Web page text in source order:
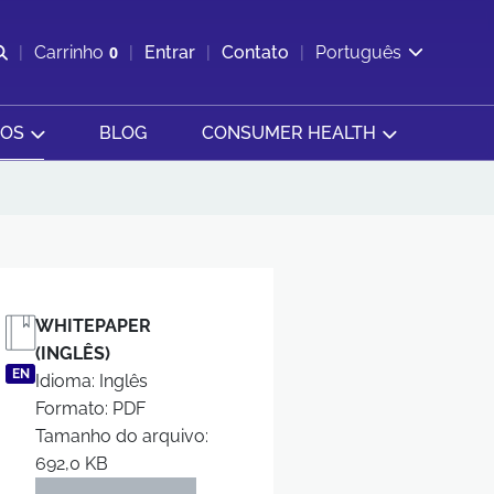
Abrir pesquisa
Carrinho 0
Exibir cesta
Entrar Contato Português
BLOG CONSUMER HEALTH
EN
WHITEPAPER
(INGLÊS)
Idioma: Inglês
Formato: PDF
Tamanho do arquivo:
692,0 KB